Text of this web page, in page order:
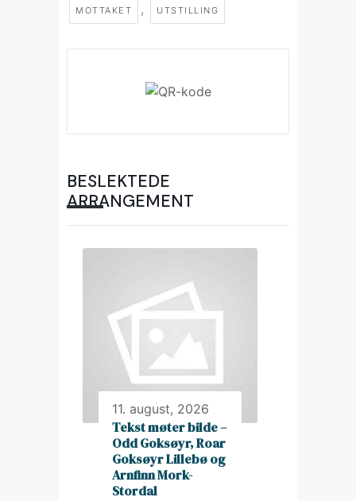
MOTTAKET , UTSTILLING
BESLEKTEDE
ARRANGEMENT
11. august, 2026
Tekst møter bilde –
Odd Goksøyr, Roar
Goksøyr Lillebø og
Arnfinn Mork-
Stordal